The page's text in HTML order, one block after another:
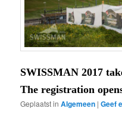
SWISSMAN 2017
The registration
Geplaatst in Algemeen |Geef